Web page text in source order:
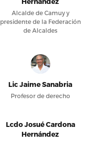
Alcalde de Camuy y
presidente de la Federación
de Alcaldes
Lic Jaime Sanabria
Profesor de derecho
Lcdo Josué Cardona
Hernández